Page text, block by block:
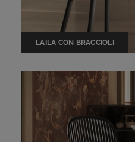
LAILA CON BRACCIOLI